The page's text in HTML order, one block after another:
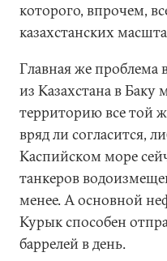
которого, впрочем,
казахстанских
Главная же проблема
из Казахстана в Баку
территорию все той
вряд ли согласится,
Каспийском море
танкеров
менее. А основной
Курык способен
баррелей в день.